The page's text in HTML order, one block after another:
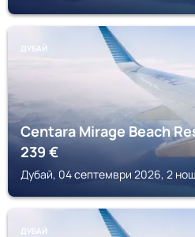
ДУБАЙ
Centara Mirage Beach
239€
Дубай, 04 септември 2026, 2
ДУБАЙ